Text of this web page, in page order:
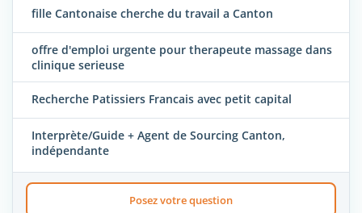
fille Cantonaise cherche du travail a Canton
offre d'emploi urgente pour therapeute massage dans
clinique serieuse
Recherche Patissiers Francais avec petit capital
Interprète/Guide + Agent de Sourcing Canton,
indépendante
Posez votre question